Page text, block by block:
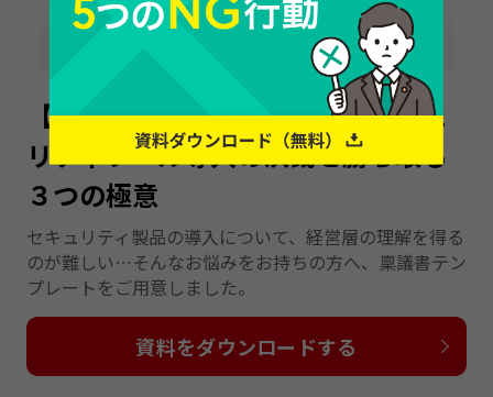
【稟議書テンプレート付き】セキュ
リティツール導入の決裁を勝ち取る
３つの極意
セキュリティ製品の導入について、経営層の理解を得る
のが難しい…そんなお悩みをお持ちの方へ、稟議書テン
プレートをご用意しました。
資料をダウンロードする